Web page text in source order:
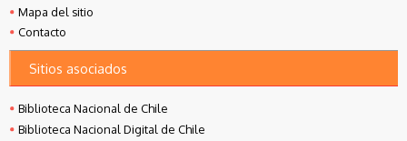
Mapa del sitio
Contacto
Sitios asociados
Biblioteca Nacional de Chile
Biblioteca Nacional Digital de Chile